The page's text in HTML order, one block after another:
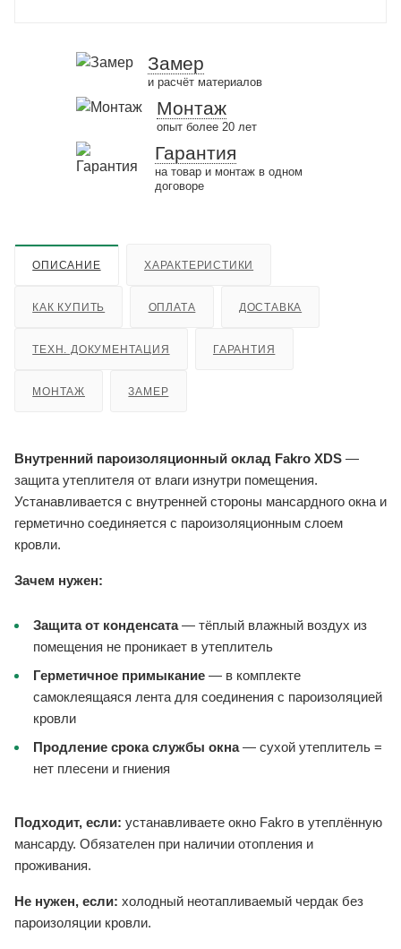
Замер
и расчёт материалов
Монтаж
опыт более 20 лет
Гарантия
на товар и монтаж в одном
договоре
ОПИСАНИЕ ХАРАКТЕРИСТИКИ
КАК КУПИТЬ ОПЛАТА ДОСТАВКА
ТЕХН. ДОКУМЕНТАЦИЯ ГАРАНТИЯ
МОНТАЖ ЗАМЕР
Внутренний пароизоляционный оклад Fakro XDS —
защита утеплителя от влаги изнутри помещения.
Устанавливается с внутренней стороны мансардного окна и
герметично соединяется с пароизоляционным слоем
кровли.
Зачем нужен:
Защита от конденсата— тёплый влажный воздух из
помещения не проникает в утеплитель
Герметичное примыкание — в комплекте
самоклеящаяся лента для соединения с пароизоляцией
кровли
Продление срока службы окна— сухой утеплитель =
нет плесени и гниения
Подходит, если: устанавливаете окно Fakro в утеплённую
мансарду. Обязателен при наличии отопления и
проживания.
Не нужен, если: холодный неотапливаемый чердак без
пароизоляции кровли.